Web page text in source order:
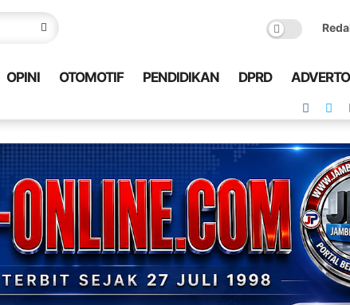
OPINI OTOMOTIF PENDIDIKAN DPRD